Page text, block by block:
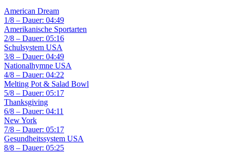
American Dream
1/8 – Dauer: 04:49
Amerikanische Sportarten
2/8 – Dauer: 05:16
Schulsystem USA
3/8 – Dauer: 04:49
Nationalhymne USA
4/8 – Dauer: 04:22
Melting Pot & Salad Bowl
5/8 – Dauer: 05:17
Thanksgiving
6/8 – Dauer: 04:11
New York
7/8 – Dauer: 05:17
Gesundheitssystem USA
8/8 – Dauer: 05:25